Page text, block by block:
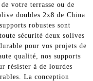
votre terrasse ou de
doubles 2x8 de China
robustes sont
sécurité deux solives
pour vos projets de
qualité, nos supports
résister à de lourdes
La conception